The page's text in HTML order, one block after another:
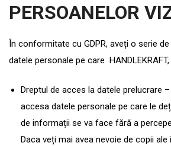
PERSOANELOR
În conformitate cu GDPR, aveți o serie
datele personale pe care
Dreptul de acces la datele prelucrare
accesa datele personale pe care le
de informații se va face fără a
Daca veți mai avea nevoie de copii